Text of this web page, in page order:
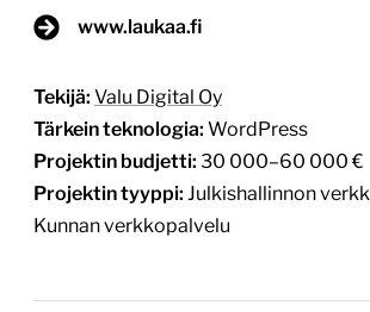
www.laukaa.fi
Tekijä: Valu Digital Oy
Tärkein teknologia: WordPress
Projektin budjetti: 30 000–60 000 €
Projektin tyyppi: Julkishallinnon
Kunnan verkkopalvelu